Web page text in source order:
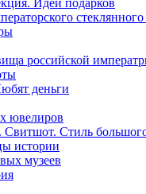
Идеи подарков
российской
деньги
ювелиров
Стиль
истории
музеев